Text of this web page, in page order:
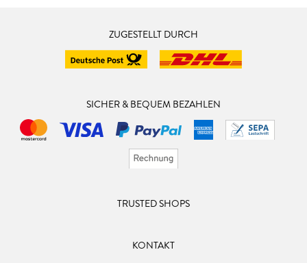
ZUGESTELLT DURCH
SICHER & BEQUEM BEZAHLEN
TRUSTED SHOPS
KONTAKT